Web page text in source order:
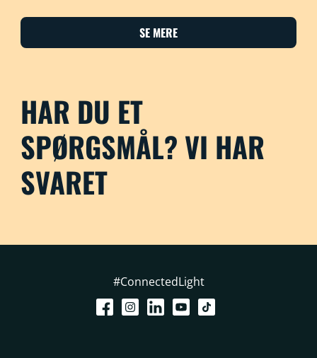
SE MERE
HAR DU ET
SPØRGSMÅL? VI HAR
SVARET
#ConnectedLight